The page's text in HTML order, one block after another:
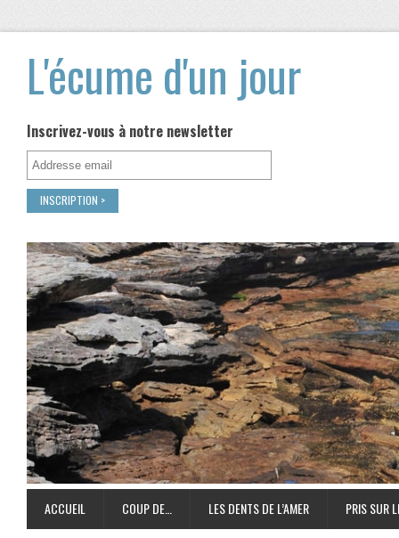
L'écume d'un jour
Inscrivez-vous à notre newsletter
ACCUEIL COUP DE… LES DENTS DE L’AMER PRIS SUR